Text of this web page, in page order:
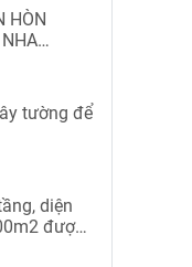
HÒN
NHA
tường để
diện
được